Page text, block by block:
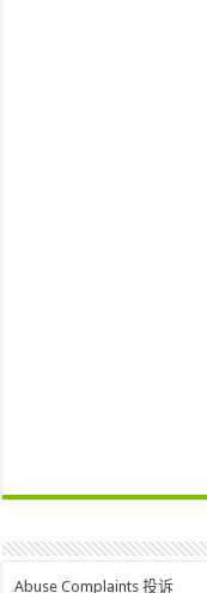
Abuse Complaints 投诉